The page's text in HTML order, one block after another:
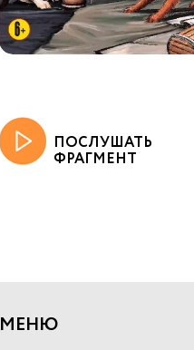
ПОСЛУШАТЬ
ФРАГМЕНТ
МЕНЮ